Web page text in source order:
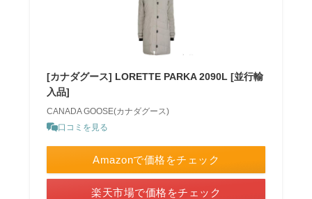
[カナダグース] LORETTE PARKA 2090L [並行輸
入品]
CANADA GOOSE(カナダグース)
口コミを見る
Amazonで価格をチェック
楽天市場で価格をチェック